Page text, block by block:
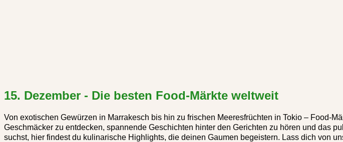
15. Dezember - Die besten Food-Märkte weltweit
Von exotischen Gewürzen in Marrakesch bis hin zu frischen Meeresfrüchten in Tokio – Food-
Geschmäcker zu entdecken, spannende Geschichten hinter den Gerichten zu hören und das
suchst, hier findest du kulinarische Highlights, die deinen Gaumen begeistern. Lass dich von